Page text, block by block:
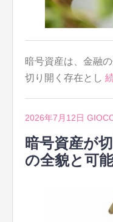
暗号資産は、金融
切り開く存在とし
2026年7月12日
暗号資産が
の全貌と可